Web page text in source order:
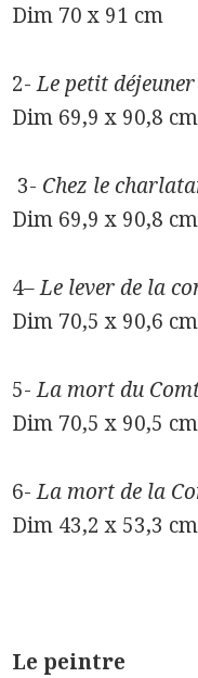
Dim 70 x 91 cm
2-Le petit déjeuner
Dim 69,9 x 90,8 cm
3- Chez le
Dim 69,9 x 90,8 cm
4– Le lever de la
Dim 70,5 x 90,6 cm
5-La mort du
Dim 70,5 x 90,5 cm
6-La mort de la
Dim 43,2 x 53,3 cm
Le peintre